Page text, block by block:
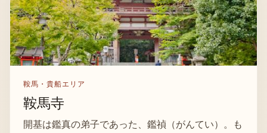
鞍馬・貴船エリア
鞍馬寺
開基は鑑真の弟子であった、鑑禎（がんてい）。も